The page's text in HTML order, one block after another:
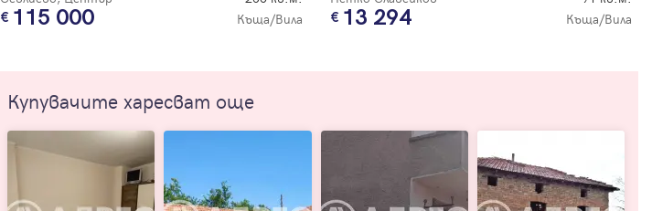
115 000 Къща/Вила 13 294 Къща/Вила
Купувачите харесват още